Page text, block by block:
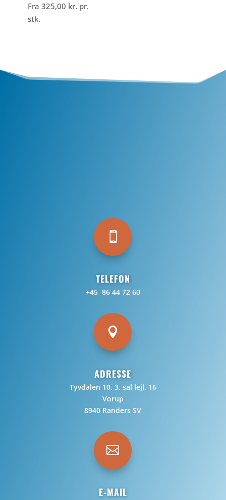
Fra 325,00 kr. pr.
stk.
TELEFON
+45 86 44 72 60

ADRESSE
Tyvdalen 10, 3. sal lejl. 16
Vorup
8940 Randers SV

E-MAIL